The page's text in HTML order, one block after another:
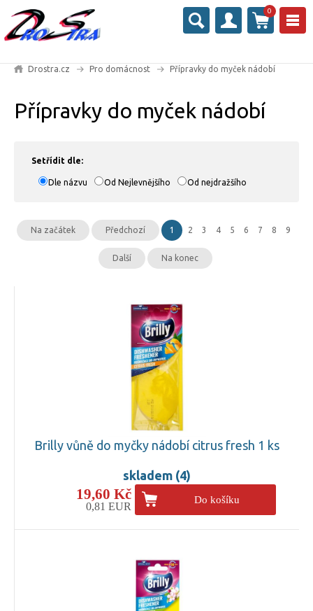
0
Drostra.cz Pro domácnost Přípravky do myček nádobí
Přípravky do myček nádobí
Setřídit dle:
Dle názvu Od Nejlevnějšího Od nejdražšího
Na začátek Předchozí 1 2 3 4 5 6 7 8 9
Další Na konec
Brilly vůně do myčky nádobí citrus fresh 1 ks
skladem (4)
19,60 Kč
0,81 EUR
Do košíku